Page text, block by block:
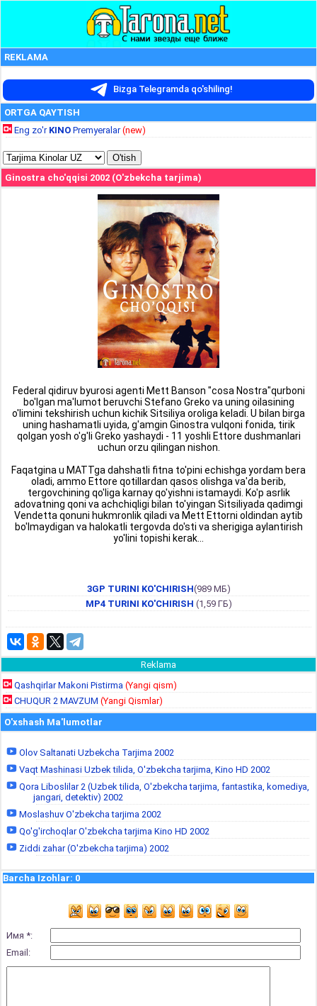
REKLAMA
Bizga Telegramda qo'shiling!
ORTGA QAYTISH
Eng zo'r KINO Premyeralar(new)
Ginostra cho'qqisi 2002 (O'zbekcha tarjima)
Federal qidiruv byurosi agenti Mett Banson "cosa Nostra"qurboni
bo'lgan ma'lumot beruvchi Stefano Greko va uning oilasining
o'limini tekshirish uchun kichik Sitsiliya oroliga keladi. U bilan birga
uning hashamatli uyida, g'amgin Ginostra vulqoni fonida, tirik
qolgan yosh o'g'li Greko yashaydi - 11 yoshli Ettore dushmanlari
uchun orzu qilingan nishon.
Faqatgina u MATTga dahshatli fitna to'pini echishga yordam bera
oladi, ammo Ettore qotillardan qasos olishga va'da berib,
tergovchining qo'liga karnay qo'yishni istamaydi. Ko'p asrlik
adovatning qoni va achchiqligi bilan to'yingan Sitsiliyada qadimgi
Vendetta qonuni hukmronlik qiladi va Mett Ettorni oldindan aytib
bo'lmaydigan va halokatli tergovda do'sti va sherigiga aylantirish
yo'lini topishi kerak...
3GP TURINI KO'CHIRISH(989 МБ)
MP4 TURINI KO'CHIRISH (1,59 ГБ)
Reklama
Qashqirlar Makoni Pistirma (Yangi qism)
CHUQUR 2 MAVZUM (Yangi Qismlar)
O'xshash Ma'lumotlar
Olov Saltanati Uzbekcha Tarjima 2002
Vaqt Mashinasi Uzbek tilida, O'zbekcha tarjima, Kino HD 2002
Qora Liboslilar 2 (Uzbek tilida, O'zbekcha tarjima, fantastika, komediya,
jangari, detektiv) 2002
Moslashuv O'zbekcha tarjima 2002
Qo'g'irchoqlar O'zbekcha tarjima Kino HD 2002
Ziddi zahar (O'zbekcha tarjima) 2002
Barcha Izohlar: 0
Имя *:
Email: